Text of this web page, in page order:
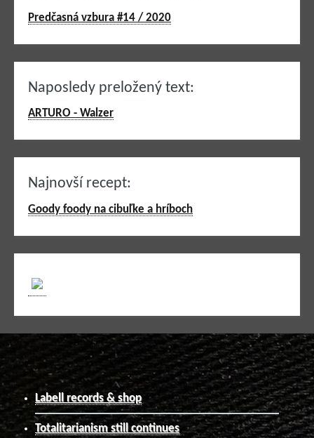
Predčasná vzbura #14 / 2020
Naposledy preložený text:
ARTURO - Walzer
Najnovší recept:
Goody foody na cibuľke a hríboch
Labell records & shop
Totalitarianism still continues